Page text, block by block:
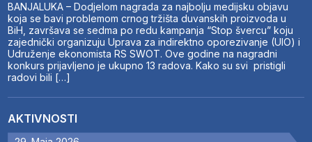
BANJALUKA – Dodjelom nagrada za najbolju medijsku objavu
koja se bavi problemom crnog tržišta duvanskih proizvoda u
BiH, završava se sedma po redu kampanja “Stop švercu” koju
zajednički organizuju Uprava za indirektno oporezivanje (UIO) i
Udruženje ekonomista RS SWOT. Ove godine na nagradni
konkurs prijavljeno je ukupno 13 radova. Kako su svi pristigli
radovi bili […]
AKTIVNOSTI